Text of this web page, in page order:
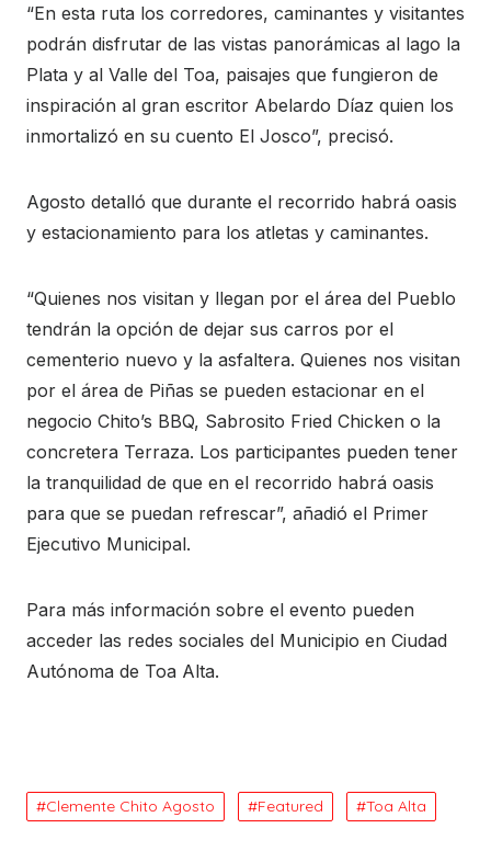
“En esta ruta los corredores, caminantes y visitantes
podrán disfrutar de las vistas panorámicas al lago la
Plata y al Valle del Toa, paisajes que fungieron de
inspiración al gran escritor Abelardo Díaz quien los
inmortalizó en su cuento El Josco”, precisó.
Agosto detalló que durante el recorrido habrá oasis
y estacionamiento para los atletas y caminantes.
“Quienes nos visitan y llegan por el área del Pueblo
tendrán la opción de dejar sus carros por el
cementerio nuevo y la asfaltera. Quienes nos visitan
por el área de Piñas se pueden estacionar en el
negocio Chito’s BBQ, Sabrosito Fried Chicken o la
concretera Terraza. Los participantes pueden tener
la tranquilidad de que en el recorrido habrá oasis
para que se puedan refrescar”, añadió el Primer
Ejecutivo Municipal.
Para más información sobre el evento pueden
acceder las redes sociales del Municipio en Ciudad
Autónoma de Toa Alta.
Clemente Chito Agosto Featured Toa Alta